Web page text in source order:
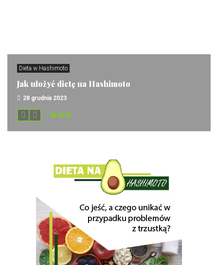
Dieta w Hashimoto
Jak ułożyć dietę na Hashimoto
28 grudnia 2023